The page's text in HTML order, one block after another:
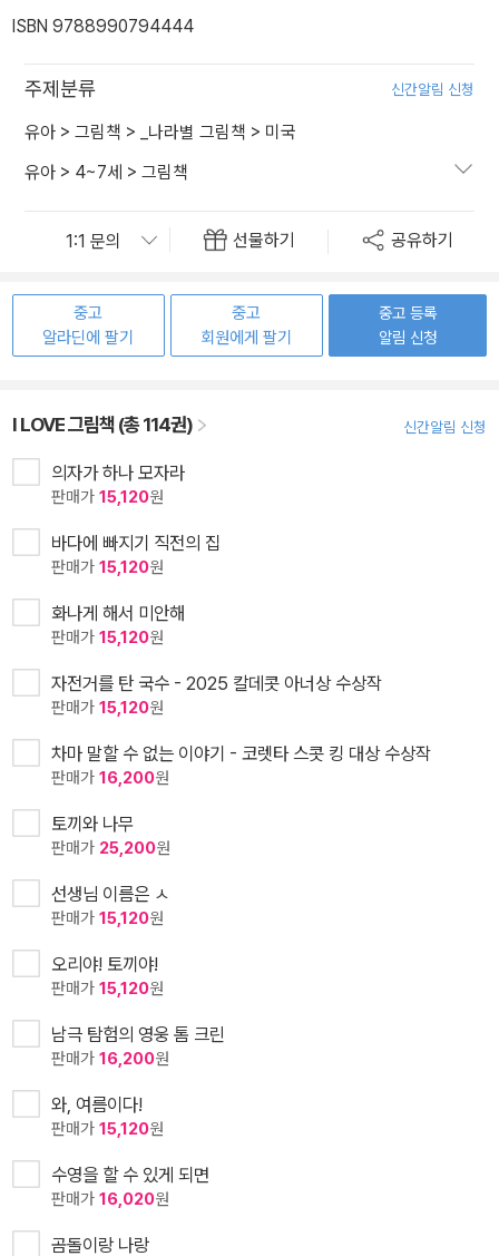
ISBN 9788990794444
주제분류 신간알림 신청
유아 > 그림책 > _나라별 그림책 > 미국
유아 > 4~7세 > 그림책
선물하기 공유하기
중고
알라딘에 팔기
중고
회원에게 팔기
중고 등록
알림 신청
I LOVE 그림책 (총 114권) 신간알림 신청
의자가 하나 모자라
판매가 15,120원
바다에 빠지기 직전의 집
판매가 15,120원
화나게 해서 미안해
판매가 15,120원
자전거를 탄 국수 - 2025 칼데콧 아너상 수상작
판매가 15,120원
차마 말할 수 없는 이야기 - 코렛타 스콧 킹 대상 수상작
판매가 16,200원
토끼와 나무
판매가 25,200원
선생님 이름은 ㅅ
판매가 15,120원
오리야! 토끼야!
판매가 15,120원
남극 탐험의 영웅 톰 크린
판매가 16,200원
와, 여름이다!
판매가 15,120원
수영을 할 수 있게 되면
판매가 16,020원
곰돌이랑 나랑